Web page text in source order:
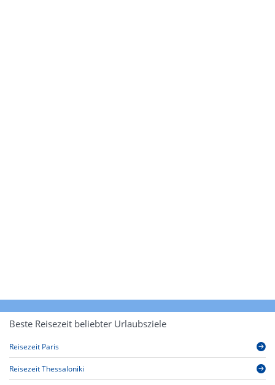
Beste Reisezeit beliebter Urlaubsziele
Reisezeit Paris
Reisezeit Thessaloniki